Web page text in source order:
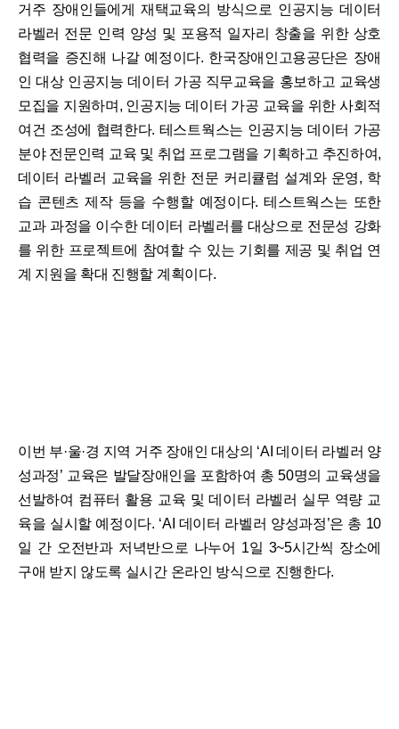
거주 장애인들에게 재택교육의 방식으로 인공지능 데이터
라벨러 전문 인력 양성 및 포용적 일자리 창출을 위한 상호
협력을 증진해 나갈 예정이다. 한국장애인고용공단은 장애
인 대상 인공지능 데이터 가공 직무교육을 홍보하고 교육생
모집을 지원하며, 인공지능 데이터 가공 교육을 위한 사회적
여건 조성에 협력한다. 테스트웍스는 인공지능 데이터 가공
분야 전문인력 교육 및 취업 프로그램을 기획하고 추진하여,
데이터 라벨러 교육을 위한 전문 커리큘럼 설계와 운영, 학
습 콘텐츠 제작 등을 수행할 예정이다. 테스트웍스는 또한
교과 과정을 이수한 데이터 라벨러를 대상으로 전문성 강화
를 위한 프로젝트에 참여할 수 있는 기회를 제공 및 취업 연
계 지원을 확대 진행할 계획이다.
이번 부·울·경 지역 거주 장애인 대상의 ‘AI 데이터 라벨러 양
성과정’ 교육은 발달장애인을 포함하여 총 50명의 교육생을
선발하여 컴퓨터 활용 교육 및 데이터 라벨러 실무 역량 교
육을 실시할 예정이다. ‘AI 데이터 라벨러 양성과정’은 총 10
일 간 오전반과 저녁반으로 나누어 1일 3~5시간씩 장소에
구애 받지 않도록 실시간 온라인 방식으로 진행한다.